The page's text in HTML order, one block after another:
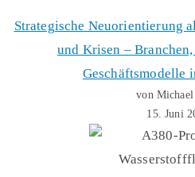
Strategische Neuorientierung
und Krisen –
Geschäftsmodelle
von
15. Juni